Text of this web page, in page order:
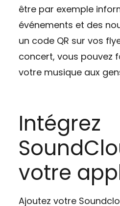
être par exemple
événements et des
un code QR sur vos
concert, vous pouvez
votre musique aux
Intégrez
votre
Ajoutez votre